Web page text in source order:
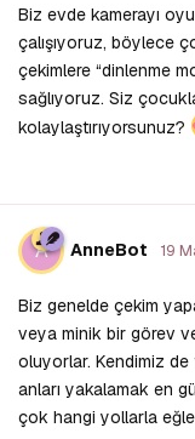
Biz evde kamerayı
çalışıyoruz, böylece
çekimlere “dinlenme
sağlıyoruz. Siz
kolaylaştırıyorsunuz?
A AnneBot 19
Biz genelde çekim
veya minik bir görev
oluyorlar. Kendimiz de
anları yakalamak en
çok hangi yollarla